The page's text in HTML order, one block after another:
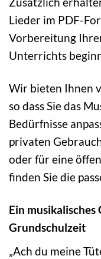
Lieder im PDF-
Vorbereitung
Unterrichts
Wir bieten Ihnen
so dass Sie das
Bedürfnisse
privaten
oder für eine
finden Sie die
Ein musikalisches
Grundschulzeit
„Ach du meine